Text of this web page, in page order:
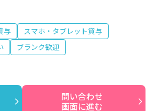
与
スマホ・タブレット貸与
ブランク歓迎
問い合わせ
画面に進む